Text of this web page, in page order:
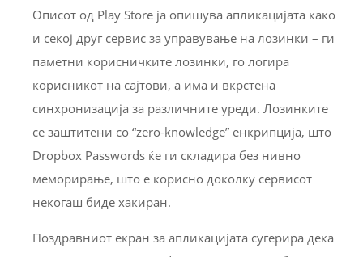
Описот од Play Store ја опишува апликацијата како
и секој друг сервис за управување на лозинки – ги
паметни корисничките лозинки, го логира
корисникот на сајтови, а има и вкрстена
синхронизација за различните уреди. Лозинките
се заштитени со “zero-knowledge” енкрипција, што
Dropbox Passwords ќе ги складира без нивно
меморирање, што е корисно доколку сервисот
некогаш биде хакиран.
Поздравниот екран за апликацијата сугерира дека